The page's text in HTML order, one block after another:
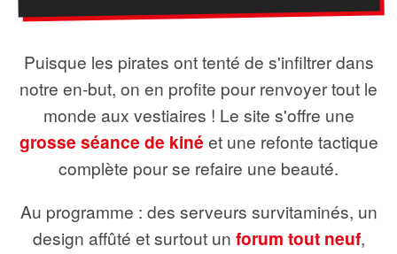
Puisque les pirates ont tenté de s'infiltrer dans
notre en-but, on en profite pour renvoyer tout le
monde aux vestiaires ! Le site s'offre une
grosse séance de kiné et une refonte tactique
complète pour se refaire une beauté.
Au programme : des serveurs survitaminés, un
design affûté et surtout un forum tout neuf,